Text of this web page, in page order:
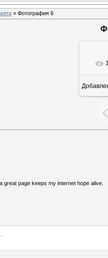
» Фотография 6
great page keeps my internet hope alive.